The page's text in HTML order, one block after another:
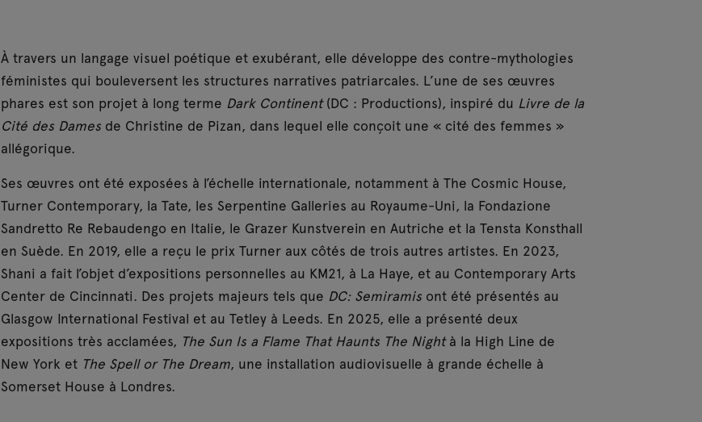
À travers un langage visuel poétique et exubérant, elle développe des contre-mythologies
féministes qui bouleversent les structures narratives patriarcales. L’une de ses œuvres
phares est son projet à long terme Dark Continent(DC : Productions), inspiré du Livre de la
Cité des Damesde Christine de Pizan, dans lequel elle conçoit une « cité des femmes »
allégorique.
Ses œuvres ont été exposées à l’échelle internationale, notamment à The Cosmic House,
Turner Contemporary, la Tate, les Serpentine Galleries au Royaume-Uni, la Fondazione
Sandretto Re Rebaudengo en Italie, le Grazer Kunstverein en Autriche et la Tensta Konsthall
en Suède. En 2019, elle a reçu le prix Turner aux côtés de trois autres artistes. En 2023,
Shani a fait l’objet d’expositions personnelles au KM21, à La Haye, et au Contemporary Arts
Center de Cincinnati. Des projets majeurs tels que DC: Semiramisont été présentés au
Glasgow International Festival et au Tetley à Leeds. En 2025, elle a présenté deux
expositions très acclamées, The Sun Is a Flame That Haunts The Nightà la High Line de
New York et The Spell or The Dream, une installation audiovisuelle à grande échelle à
Somerset House à Londres.